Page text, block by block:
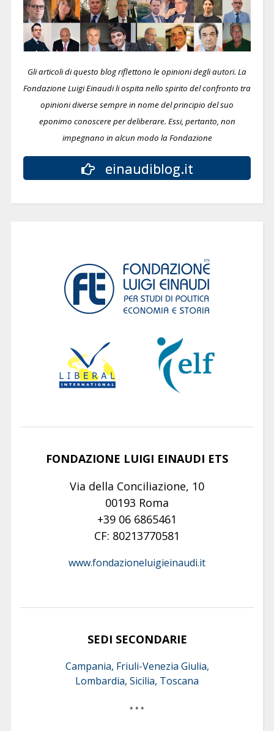
Gli articoli di questo blog riflettono le opinioni degli autori. La
Fondazione Luigi Einaudi li ospita nello spirito del confronto tra
opinioni diverse sempre in nome del principio del suo
eponimo conoscere per deliberare. Essi, pertanto, non
impegnano in alcun modo la Fondazione
einaudiblog.it
FONDAZIONE LUIGI EINAUDI ETS
Via della Conciliazione, 10
00193 Roma
+39 06 6865461
CF: 80213770581
www.fondazioneluigieinaudi.it
SEDI SECONDARIE
Campania, Friuli-Venezia Giulia,
Lombardia, Sicilia, Toscana
* * *